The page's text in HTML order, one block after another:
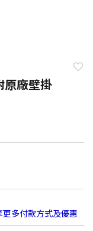
廠壁掛
多付款方式及優惠